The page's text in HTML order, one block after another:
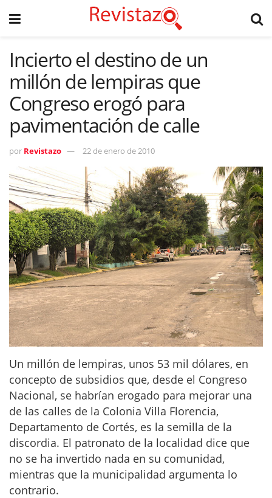
Incierto el destino de un
millón de lempiras que
Congreso erogó para
pavimentación de calle
por Revistazo 22 de enero de 2010
Un millón de lempiras, unos 53 mil dólares, en
concepto de subsidios que, desde el Congreso
Nacional, se habrían erogado para mejorar una
de las calles de la Colonia Villa Florencia,
Departamento de Cortés, es la semilla de la
discordia. El patronato de la localidad dice que
no se ha invertido nada en su comunidad,
mientras que la municipalidad argumenta lo
contrario.